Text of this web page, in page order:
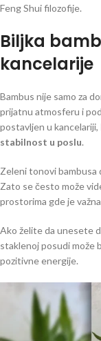
Feng Shui filozofije.
Biljka
kancelarije
Bambus nije samo za
prijatnu atmosferu i
postavljen u kancelariji,
stabilnost u poslu.
Zeleni tonovi bambusa
Zato se često može
prostorima gde je
Ako želite da unesete
staklenoj posudi može
pozitivne energije.